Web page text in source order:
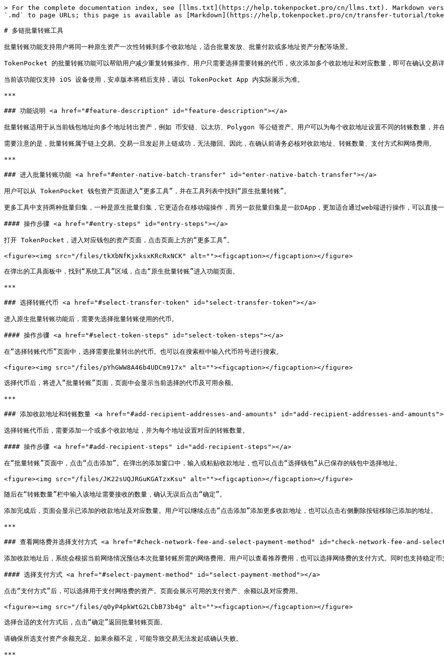
> For the complete documentation index, see [llms.txt](https://help.tokenpocket.pro/cn/llms.txt). Markdown
`.md` to page URLs; this page is available as [Markdown](https://help.tokenpocket.pro/cn/transfer-tutorial/
# 多链批量转账工具
批量转账功能支持用户将同一种原生资产一次性转账到多个收款地址，适合批量发放、批量付款或多地址资产分配等场景。
TokenPocket 的批量转账功能可以帮助用户减少重复转账操作。用户只需要选择需要转账的代币，依次添加多个收款地址和对应数量，即可在确认交易
当前该功能仅支持 iOS 设备使用，安卓版本将稍后支持，请以 TokenPocket App 内实际展示为准。
***
### 功能说明 <a href="#feature-description" id="feature-description"></a>
批量转账适用于从当前钱包地址向多个地址转出资产，例如 币安链、以太坊、Polygon 等公链资产。用户可以为每个收款地址设置不同的转账数量，并
需要注意的是，批量转账属于链上交易。交易一旦发起并上链成功，无法撤回。因此，在确认前请务必核对收款地址、转账数量、支付方式和网络费用。
***
### 进入批量转账功能 <a href="#enter-native-batch-transfer" id="enter-native-batch-transfer"></a>
用户可以从 TokenPocket 钱包资产页面进入“更多工具”，并在工具列表中找到“原生批量转账”。
更多工具中支持两种批量归集，一种是原生批量归集，它更适合在移动端操作，而另一款批量归集是一款DApp，更加适合通过web端进行操作，可以直接
#### 操作步骤 <a href="#entry-steps" id="entry-steps"></a>
打开 TokenPocket，进入对应钱包的资产页面，点击页面上方的“更多工具”。
<figure><img src="/files/tkXbNfKjxksxKRcRxNCK" alt=""><figcaption></figcaption></figure>
在弹出的工具面板中，找到“系统工具”区域，点击“原生批量转账”进入功能页面。
***
### 选择转账代币 <a href="#select-transfer-token" id="select-transfer-token"></a>
进入原生批量转账功能后，需要先选择批量转账使用的代币。
#### 操作步骤 <a href="#select-token-steps" id="select-token-steps"></a>
在“选择转账代币”页面中，选择需要批量转出的代币。也可以在搜索框中输入代币符号进行搜索。
<figure><img src="/files/pYhGWW8A46b4UDCm917x" alt=""><figcaption></figcaption></figure>
选择代币后，将进入“批量转账”页面，页面中会显示当前选择的代币及可用余额。
***
### 添加收款地址和转账数量 <a href="#add-recipient-addresses-and-amounts" id="add-recipient-addresses-and-
选择转账代币后，需要添加一个或多个收款地址，并为每个地址设置对应的转账数量。
#### 操作步骤 <a href="#add-recipient-steps" id="add-recipient-steps"></a>
在“批量转账”页面中，点击“点击添加”。在弹出的添加窗口中，输入或粘贴收款地址，也可以点击“选择钱包”从已保存的钱包中选择地址。
<figure><img src="/files/JK22sUQJRGuKGATzxKsu" alt=""><figcaption></figcaption></figure>
随后在“转账数量”栏中输入该地址需要接收的数量，确认无误后点击“确定”。
添加完成后，页面会显示已添加的收款地址及对应数量。用户可以继续点击“点击添加”添加更多收款地址，也可以点击右侧删除按钮移除已添加的地址。
***
### 查看网络费并选择支付方式 <a href="#check-network-fee-and-select-payment-method" id="check-network-fee-and-
添加收款地址后，系统会根据当前网络情况预估本次批量转账所需的网络费用。用户可以查看推荐费用，也可以选择网络费的支付方式。同时也支持稳定币
#### 选择支付方式 <a href="#select-payment-method" id="select-payment-method"></a>
点击“支付方式”后，可以选择用于支付网络费的资产。页面会展示可用的支付资产、余额以及对应费用。
<figure><img src="/files/q0yP4pkWtG2LCbB73b4g" alt=""><figcaption></figcaption></figure>
选择合适的支付方式后，点击“确定”返回批量转账页面。
请确保所选支付资产余额充足。如果余额不足，可能导致交易无法发起或确认失败。
***